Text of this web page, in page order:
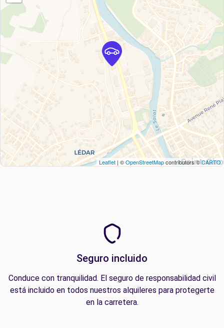
Leaflet | ©OpenStreetMapcontributors ©CARTO
Seguro incluido
Conduce con tranquilidad. El seguro de responsabilidad civil
está incluido en todos nuestros alquileres para protegerte
en la carretera.